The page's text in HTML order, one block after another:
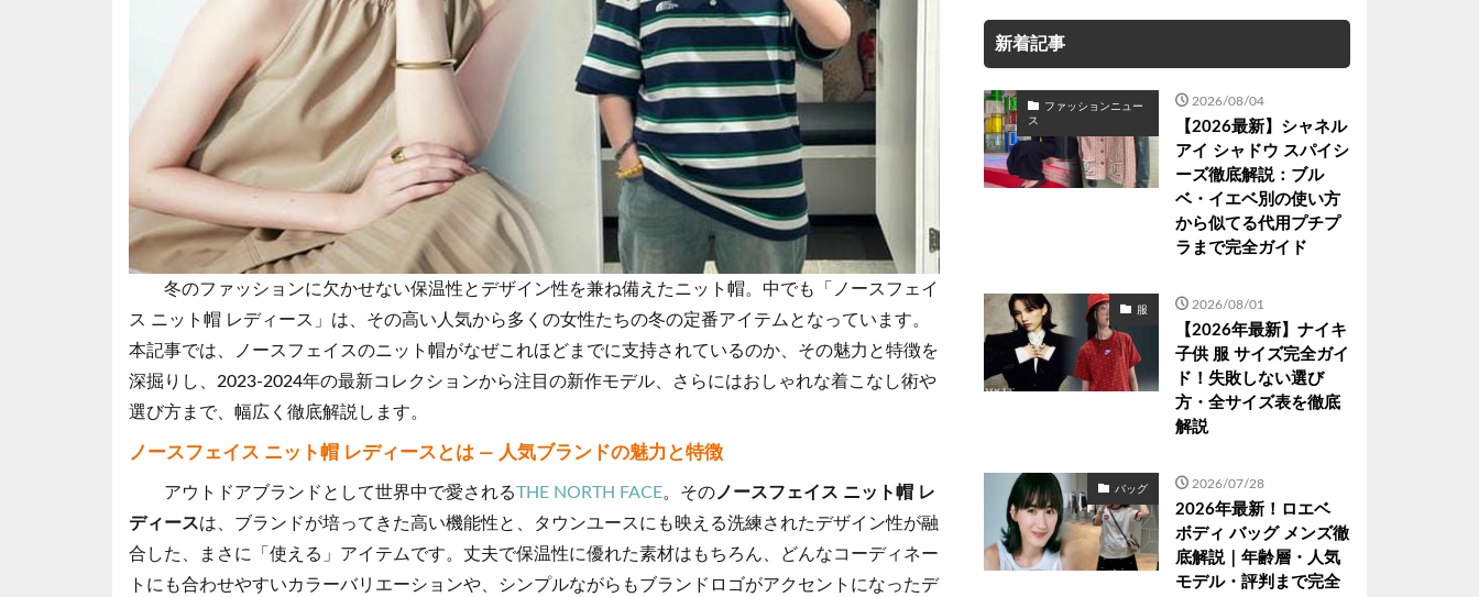
冬のファッションに欠かせない保温性とデザイン性を兼ね備えたニット帽。中でも「ノースフェイ
ス ニット帽 レディース」は、その高い人気から多くの女性たちの冬の定番アイテムとなっています。
本記事では、ノースフェイスのニット帽がなぜこれほどまでに支持されているのか、その魅力と特徴を
深掘りし、2023-2024年の最新コレクションから注目の新作モデル、さらにはおしゃれな着こなし術や
選び方まで、幅広く徹底解説します。
ノースフェイス ニット帽 レディースとは — 人気ブランドの魅力と特徴
アウトドアブランドとして世界中で愛されるTHE NORTH FACE。その ノースフェイス ニット帽 レ
ディースは、ブランドが培ってきた高い機能性と、タウンユースにも映える洗練されたデザイン性が融
合した、まさに「使える」アイテムです。丈夫で保温性に優れた素材はもちろん、どんなコーディネー
トにも合わせやすいカラーバリエーションや、シンプルながらもブランドロゴがアクセントになったデ
新着記事
ファッションニュー
ス
2026/08/04
【2026最新】シャネル
アイ シャドウ スパイシ
ーズ徹底解説：ブル
ベ・イエベ別の使い方
から似てる代用プチプ
ラまで完全ガイド
服 2026/08/01
【2026年最新】ナイキ
子供 服 サイズ完全ガイ
ド！失敗しない選び
方・全サイズ表を徹底
解説
バッグ 2026/07/28
2026年最新！ロエベ
ボディ バッグ メンズ徹
底解説｜年齢層・人気
モデル・評判まで完全